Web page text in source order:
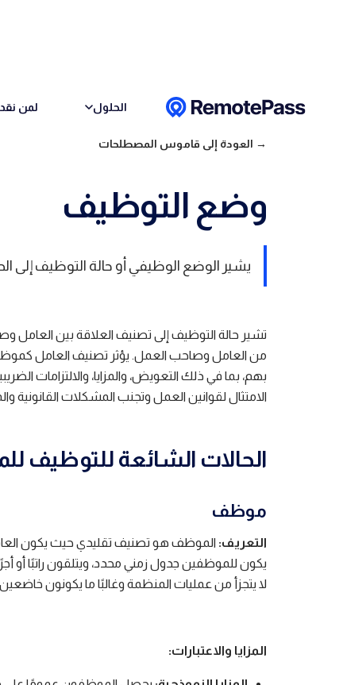
الحلول لمن
→ العودة إلى قاموس المصطلحات
وضع التوظيف
يشير الوضع الوظيفي أو حالة التوظيف
تشير حالة التوظيف إلى تصنيف العلاقة بين العامل
من العامل وصاحب العمل. يؤثر تصنيف العامل
بهم، بما في ذلك التعويض، والمزايا، والالتزامات
الامتثال لقوانين العمل وتجنب المشكلات القانونية
الحالات الشائعة للتوظيف
موظف
التعريف: الموظف هو تصنيف تقليدي حيث يكون
يكون للموظفين جدول زمني محدد، ويتلقون راتبًا أو
لا يتجزأ من عمليات المنظمة وغالبًا ما يكونون
المزايا والاعتبارات: